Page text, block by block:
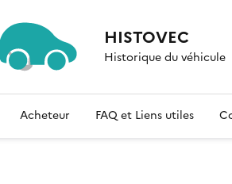
HISTOVEC
Historique du véhicule
Acheteur FAQ et Liens utiles